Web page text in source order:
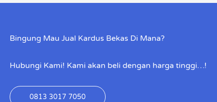
Bingung Mau Jual Kardus Bekas Di Mana?
Hubungi Kami! Kami akan beli dengan harga tinggi…!
0813 3017 7050